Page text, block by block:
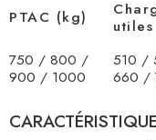
PTAC (kg)
750 / 800 /
900 / 1000
510 /
660 /